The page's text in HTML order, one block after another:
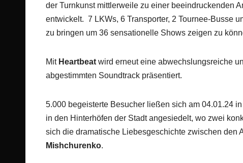
der Turnkunst mittlerweile zu einer beeindruckenden
entwickelt. 7 LKWs, 6 Transporter, 2 Tournee-Busse
zu bringen um 36 sensationelle Shows zeigen zu
Mit Heartbeat wird erneut eine abwechslungsreiche
abgestimmten Soundtrack präsentiert.
5.000 begeisterte Besucher ließen sich am 04.01.24
in den Hinterhöfen der Stadt angesiedelt, wo zwei
sich die dramatische Liebesgeschichte zwischen den
Mishchurenko.